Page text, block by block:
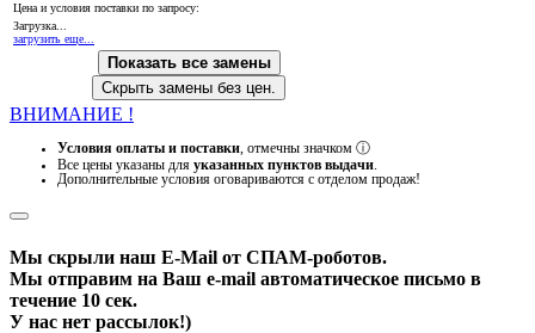
Цена и условия поставки по запросу:
Загрузка...
загрузить еще...
Показать все замены
Скрыть замены без цен.
ВНИМАНИЕ !
Условия оплаты и поставки , отмечны значком ⓘ
Все цены указаны для указанных пунктов выдачи
Дополнительные условия оговариваются с отделом продаж!
Мы скрыли наш E-Mail от СПАМ-роботов.
Мы отправим на Ваш e-mail автоматическое письмо в
течение 10 сек.
У нас нет рассылок!)